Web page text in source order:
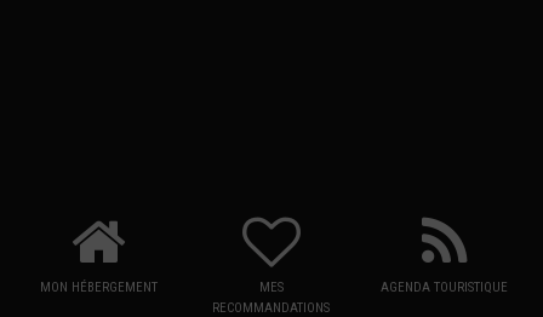
MON HÉBERGEMENT
MES
RECOMMANDATIONS
AGENDA TOURISTIQUE